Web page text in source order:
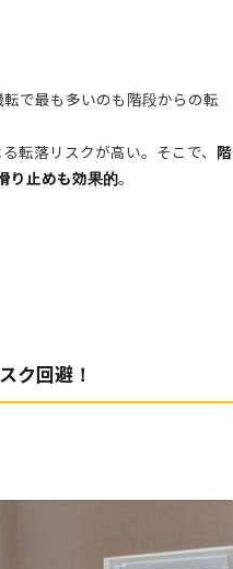
で最も多いのも階段からの転
転落リスクが高い。そこで、
階
り止めも効果的。
ク回避！